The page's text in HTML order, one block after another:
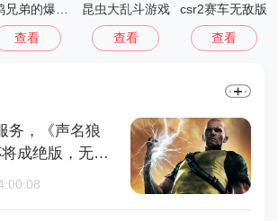
查看
昆虫大乱斗游戏
查看
csr2赛车无敌版
查看
务，《声名狼
成绝版，无法